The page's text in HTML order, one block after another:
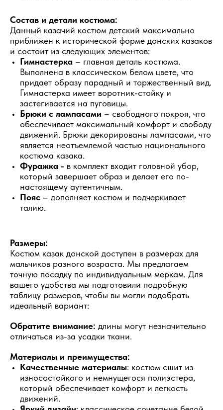
Состав и детали костюма:
Данный казачий костюм детский максимально
приближен к исторической форме донских казаков
и состоит из следующих элементов:
Гимнастерка – главная деталь костюма.
Выполнена в классическом белом цвете, что
придает образу парадный и торжественный вид.
Гимнастерка имеет воротник-стойку и
застегивается на пуговицы.
Брюки с лампасами – свободного покроя, что
обеспечивает максимальный комфорт и свободу
движений. Брюки декорированы лампасами, что
является неотъемлемой частью национального
костюма казака.
Фуражка - в комплект входит головной убор,
который завершает образ и делает его по-
настоящему аутентичным.
Пояс – дополняет костюм и подчеркивает
талию.
Размеры:
Костюм казак донской доступен в размерах для
мальчиков разного возраста. Мы предлагаем
точную посадку по индивидуальным меркам. Для
вашего удобства мы подготовили подробную
таблицу размеров, чтобы вы могли подобрать
идеальный вариант:
Обратите внимание: длины могут незначительно
отличаться из-за усадки ткани.
Материалы и преимущества:
Качественные материалы: костюм сшит из
износостойкого и немнущегося полиэстера,
который обеспечивает комфорт и легкость
движений.